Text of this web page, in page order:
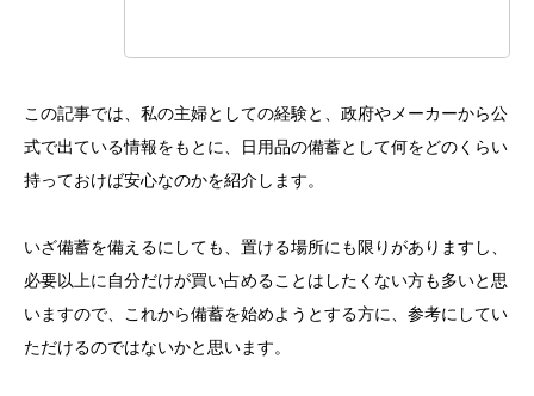
この記事では、私の主婦としての経験と、政府やメーカーから公
式で出ている情報をもとに、日用品の備蓄として何をどのくらい
持っておけば安心なのかを紹介します。
いざ備蓄を備えるにしても、置ける場所にも限りがありますし、
必要以上に自分だけが買い占めることはしたくない方も多いと思
いますので、これから備蓄を始めようとする方に、参考にしてい
ただけるのではないかと思います。